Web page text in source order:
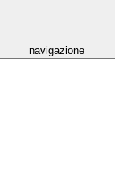
navigazione